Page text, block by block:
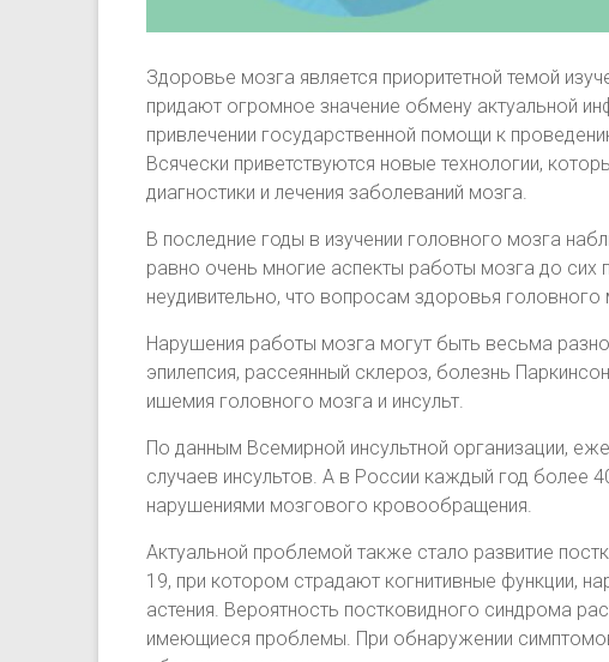
Здоровье мозга является приоритетной темой
придают огромное значение обмену актуальной
привлечении государственной помощи к
Всячески приветствуются новые технологии,
диагностики и лечения заболеваний мозга.
В последние годы в изучении головного мозга
равно очень многие аспекты работы мозга до сих
неудивительно, что вопросам здоровья головного
Нарушения работы мозга могут быть весьма
эпилепсия, рассеянный склероз, болезнь
ишемия головного мозга и инсульт.
По данным Всемирной инсультной организации,
случаев инсультов. А в России каждый год более
нарушениями мозгового кровообращения.
Актуальной проблемой также стало развитие
19, при котором страдают когнитивные функции,
астения. Вероятность постковидного синдрома
имеющиеся проблемы. При обнаружении